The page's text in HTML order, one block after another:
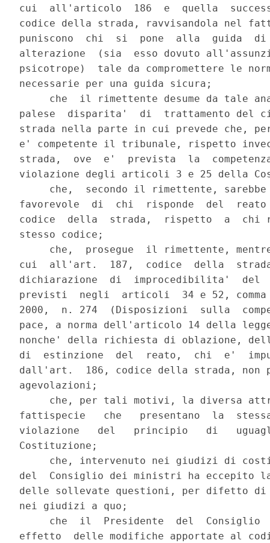
cui  all'articolo  186  e  quella
codice della strada, ravvisandola nel
puniscono  chi  si  pone  alla  guida
alterazione  (sia  esso dovuto
psicotrope)  tale da compromettere le
necessarie per una guida sicura;
che  il rimettente desume da tale
palese  disparita'  di  trattamento del
strada nella parte in cui prevede che,
e' competente il tribunale, rispetto
strada,  ove  e'  prevista  la
violazione degli articoli 3 e 25 della
che,  secondo il rimettente,
favorevole  di  chi  risponde  del
codice  della  strada,  rispetto  a  chi
stesso codice;
che,  prosegue  il rimettente,
cui  all'art.  187,  codice  della
dichiarazione  di  improcedibilita'  del
previsti  negli  articoli  34 e 52,
2000,  n. 274  (Disposizioni  sulla
pace, a norma dell'articolo 14 della
nonche' della richiesta di oblazione,
di  estinzione  del  reato,  chi  e'
dall'art.  186, codice della strada, non
agevolazioni;
che, per tali motivi, la diversa
fattispecie   che   presentano  la
violazione   del   principio   di
Costituzione;
che, intervenuto nei giudizi di
del  Consiglio dei ministri ha eccepito
delle sollevate questioni, per difetto di
nei giudizi a quo;
che  il  Presidente  del  Consiglio
effetto  delle modifiche apportate al